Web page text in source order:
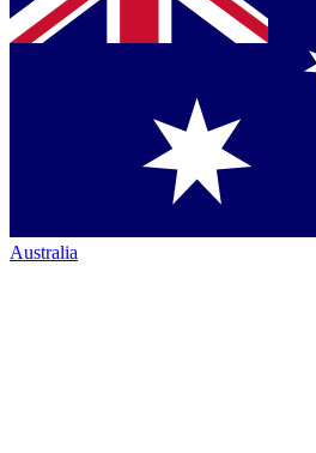
Australia